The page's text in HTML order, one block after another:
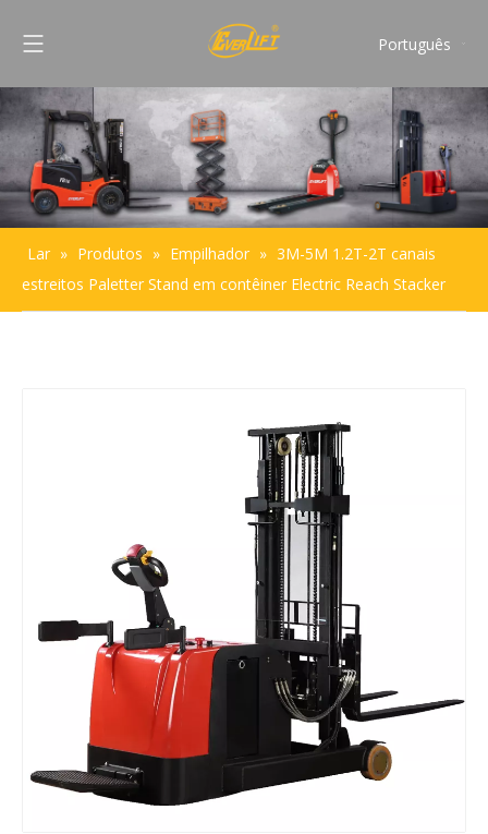
Português
Français
Pусский
Español
Lar » Produtos » Empilhador » 3M-5M 1.2T-2T canais
estreitos Paletter Stand em contêiner Electric Reach Stacker